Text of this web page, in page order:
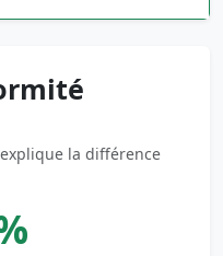
la différence